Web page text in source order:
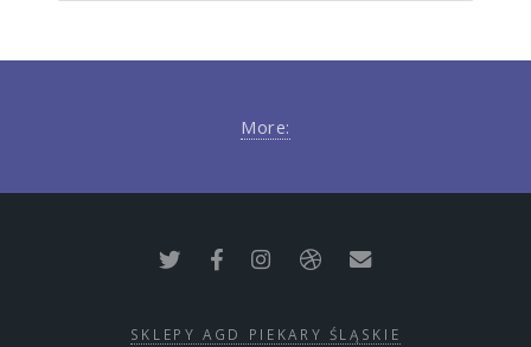
More:
SKLEPY AGD PIEKARY ŚLĄSKIE